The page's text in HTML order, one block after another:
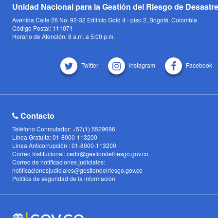
Unidad Nacional para la Gestión del Riesgo de
Avenida Calle 26 No. 92-32 Edificio Gold 4 - piso 2, Bogotá, Colombia
Código Postal: 111071
Horario de Atención: 8 a.m. a 5:00 p.m.
Twitter Instagram Facebook
Contacto
Teléfono Conmutador: +57(1) 5529696
Línea Gratuita: 01-8000-113200
Linea Anticorrupción : 01-8000-113200
Correo Institucional: cedir@gestiondelriesgo.gov.co
Correo de notificaciones judiciales:
notificacionesjudiciales@gestiondelriesgo.gov.co
Política de seguridad de la información